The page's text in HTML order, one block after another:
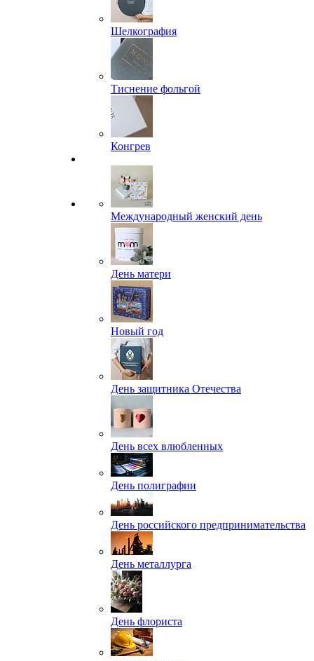
Шелкография
Тиснение фольгой
Конгрев
Международный женский день
День матери
Новый год
День защитника Отечества
День всех влюбленных
День полиграфии
День российского предпринимательства
День металлурга
День флориста